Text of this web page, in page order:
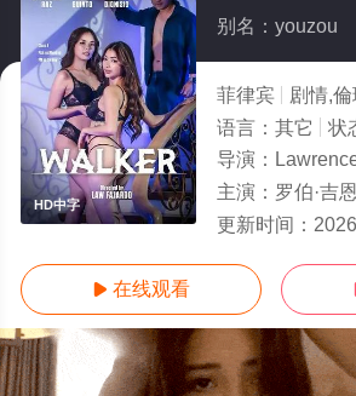
HD中字
别名：youzou
菲律宾 剧情,倫
语言： 其它 状
导演：
主演： 罗伯·吉恩托
更新时间：
 在线观看